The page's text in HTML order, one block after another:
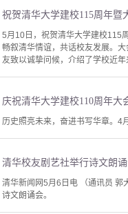
祝贺清华大学建校115周年暨
5月10日，祝贺清华大学建校115
畅叙清华情谊，共话校友发展。
友致以诚挚问候，介绍了学校近
庆祝清华大学建校110周年大
历史照亮未来，奋进书写华章。4
清华校友剧艺社举行诗文朗
清华新闻网5月6日电 （通讯员 郭
诗文朗诵会。